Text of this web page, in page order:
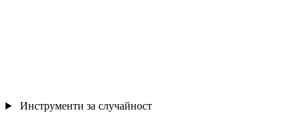
Инструменти за случайност